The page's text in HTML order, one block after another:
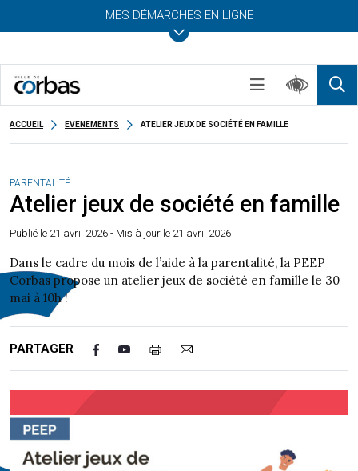
MES DÉMARCHES EN LIGNE
ACCUEIL EVENEMENTS ATELIER JEUX DE SOCIÉTÉ EN FAMILLE
PARENTALITÉ
Atelier jeux de société en famille
Publié le 21 avril 2026 - Mis à jour le 21 avril 2026
Dans le cadre du mois de l’aide à la parentalité, la PEEP
Corbas propose un atelier jeux de société en famille le 30
mai à 10h !
PARTAGER